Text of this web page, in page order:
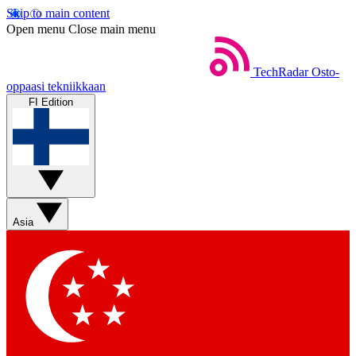
Skip to main content
Open menu Close main menu
TechRadar Osto-
oppaasi tekniikkaan
FI Edition
Asia